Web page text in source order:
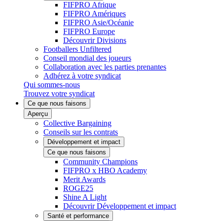
FIFPRO Afrique
FIFPRO Amériques
FIFPRO Asie/Océanie
FIFPRO Europe
Découvrir Divisions
Footballers Unfiltered
Conseil mondial des joueurs
Collaboration avec les parties prenantes
Adhérez à votre syndicat
Qui sommes-nous
Trouvez votre syndicat
Ce que nous faisons
Aperçu
Collective Bargaining
Conseils sur les contrats
Développement et impact
Ce que nous faisons
Community Champions
FIFPRO x HBO Academy
Merit Awards
ROGE25
Shine A Light
Découvrir Développement et impact
Santé et performance